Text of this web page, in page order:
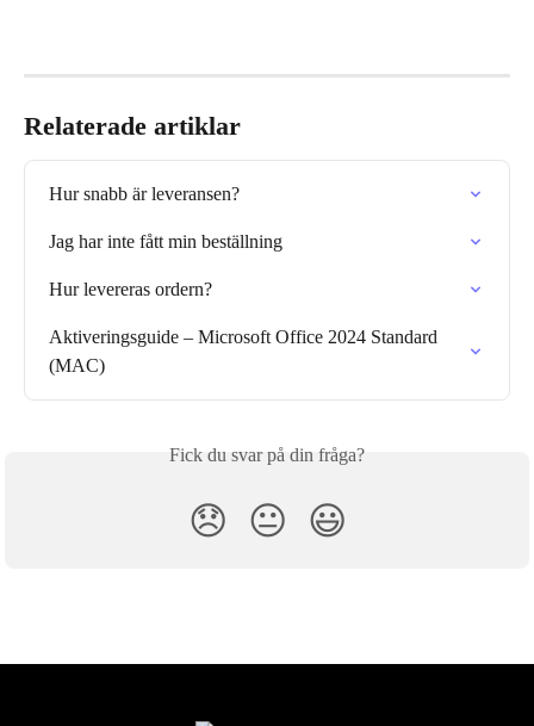
Relaterade artiklar
Hur snabb är leveransen?
Jag har inte fått min beställning
Hur levereras ordern?
Aktiveringsguide – Microsoft Office 2024 Standard
(MAC)
Fick du svar på din fråga?
😞 😐 😃